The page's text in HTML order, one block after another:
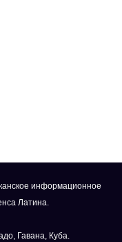
информационное
Латина.
Гавана, Куба.